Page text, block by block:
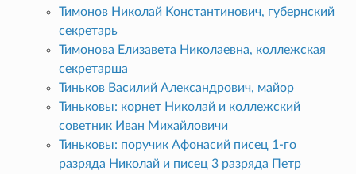
Тимонов Николай Константинович, губернский
секретарь
Тимонова Елизавета Николаевна, коллежская
секретарша
Тиньков Василий Александрович, майор
Тиньковы: корнет Николай и коллежский
советник Иван Михайловичи
Тиньковы: поручик Афонасий писец 1-го
разряда Николай и писец 3 разряда Петр